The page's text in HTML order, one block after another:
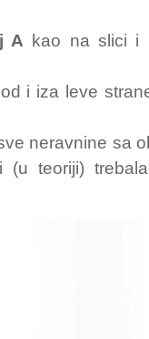
A kao na slici i
i iza leve
neravnine sa
(u teoriji)